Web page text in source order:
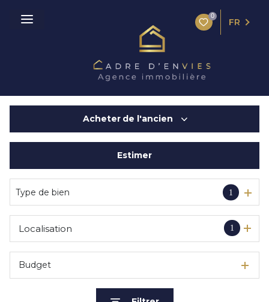
0
FR
Acheter de l'ancien
De l'immo pro
Estimer
Type de bien 1
1
Localisation
Budget